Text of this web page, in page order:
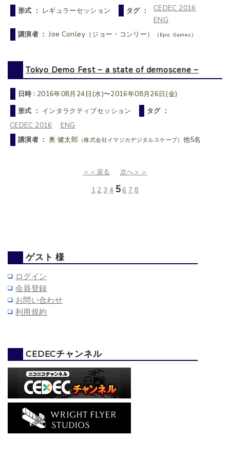
形式 ： レギュラーセッション タグ ：
CEDEC 2016
ENG
講演者 ：Joe Conley（ジョー・コンリー） （Epic Games）
Tokyo Demo Fest ~ a state of demoscene ~
日時 : 2016年08月24日(水)〜2016年08月26日(金)
形式 ： インタラクティブセッション
タグ ：
CEDEC 2016
ENG
講演者 ：奥 健太郎 （株式会社イマジカデジタルスケープ） 他5名
＜＜戻る
次へ＞＞
1 2 3 4 5 6 7 8
ゲスト 様
ログイン
会員登録
お問い合わせ
利用規約
CEDECチャンネル